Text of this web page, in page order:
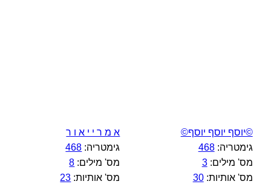
©יוסף יוסף יוסף©
גימטריה:468
מס' מילים:3
מס' אותיות:30
א מ ר י י א ו ר
גימטריה: 468
מס' מילים: 8
מס' אותיות: 23